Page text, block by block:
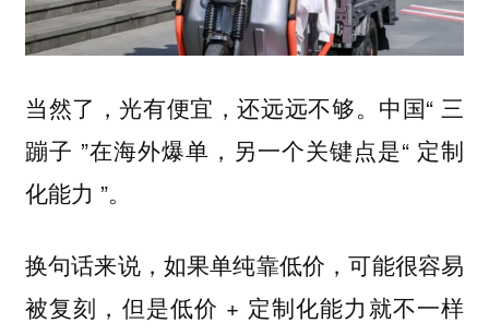
当然了，光有便宜，还远远不够。中国“ 三
蹦子 ”在海外爆单，另一个关键点是“ 定制
化能力 ”。
换句话来说，如果单纯靠低价，可能很容易
被复刻，但是低价 + 定制化能力就不一样